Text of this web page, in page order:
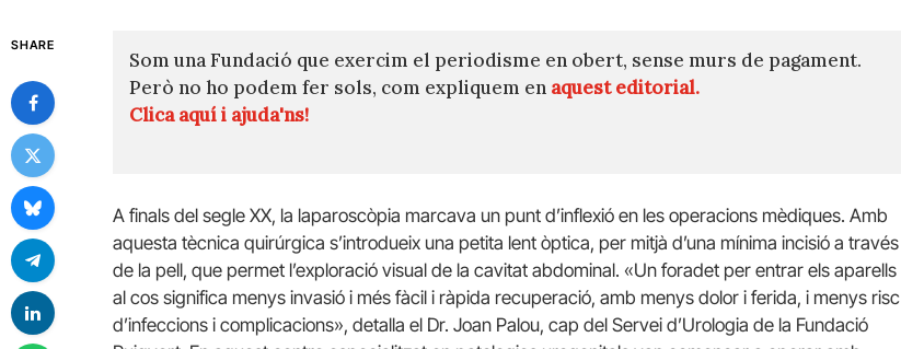
SHARE
Som una Fundació que exercim el periodisme en obert, sense murs de pagament.
Però no ho podem fer sols, com expliquem en aquest editorial.
Clica aquí i ajuda'ns!
A finals del segle XX, la laparoscòpia marcava un punt d’inflexió en les operacions mèdiques. Amb
aquesta tècnica quirúrgica s’introdueix una petita lent òptica, per mitjà d’una mínima incisió a través
de la pell, que permet l’exploració visual de la cavitat abdominal. «Un foradet per entrar els aparells
al cos significa menys invasió i més fàcil i ràpida recuperació, amb menys dolor i ferida, i menys risc
d’infeccions i complicacions», detalla el Dr. Joan Palou, cap del Servei d’Urologia de la Fundació